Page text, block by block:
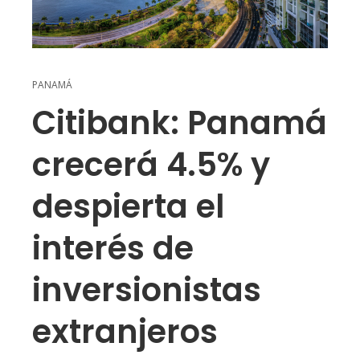
PANAMÁ
Citibank: Panamá
crecerá 4.5% y
despierta el
interés de
inversionistas
extranjeros